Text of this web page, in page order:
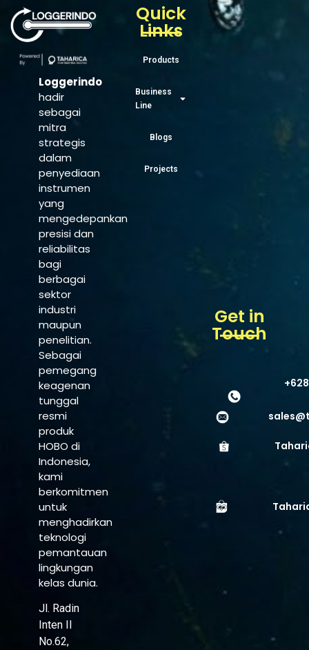
Loggerindo
hadir
sebagai
mitra
strategis
dalam
penyediaan
instrumen
yang
mengedepankan
presisi dan
reliabilitas
bagi
berbagai
sektor
industri
maupun
penelitian.
Sebagai
pemegang
keagenan
tunggal
resmi
produk
HOBO di
Indonesia,
kami
berkomitmen
untuk
menghadirkan
teknologi
pemantauan
lingkungan
kelas dunia.
Jl. Radin
Inten II
No.62,
Quick
Links
Products
Business
Line
Blogs
Projects
Get in
Touch